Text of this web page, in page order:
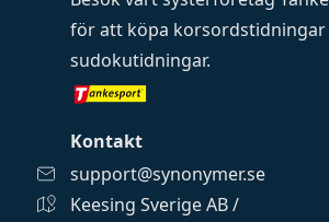
för att köpa korsordstidningar
sudokutidningar.
Kontakt
support@synonymer.se
Keesing Sverige AB /